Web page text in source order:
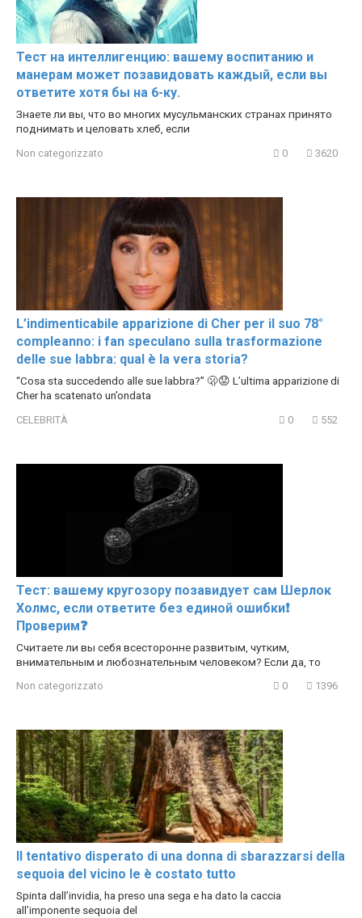
Тест на интеллигенцию: вашему воспитанию и
манерам может позавидовать каждый, если вы
ответите хотя бы на 6-ку.
Знаете ли вы, что во многих мусульманских странах принято
поднимать и целовать хлеб, если
Non categorizzato 0 3620
L’indimenticabile apparizione di Cher per il suo 78°
compleanno: i fan speculano sulla trasformazione
delle sue labbra: qual è la vera storia?
“Cosa sta succedendo alle sue labbra?” 🫢😟 L’ultima apparizione di
Cher ha scatenato un’ondata
CELEBRITÀ 0 552
Тест: вашему кругозору позавидует сам Шерлок
Холмс, если ответите без единой ошибки❗
Проверим❓
Считаете ли вы себя всесторонне развитым, чутким,
внимательным и любознательным человеком? Если да, то
Non categorizzato 0 1396
Il tentativo disperato di una donna di sbarazzarsi della
sequoia del vicino le è costato tutto
Spinta dall’invidia, ha preso una sega e ha dato la caccia
all’imponente sequoia del